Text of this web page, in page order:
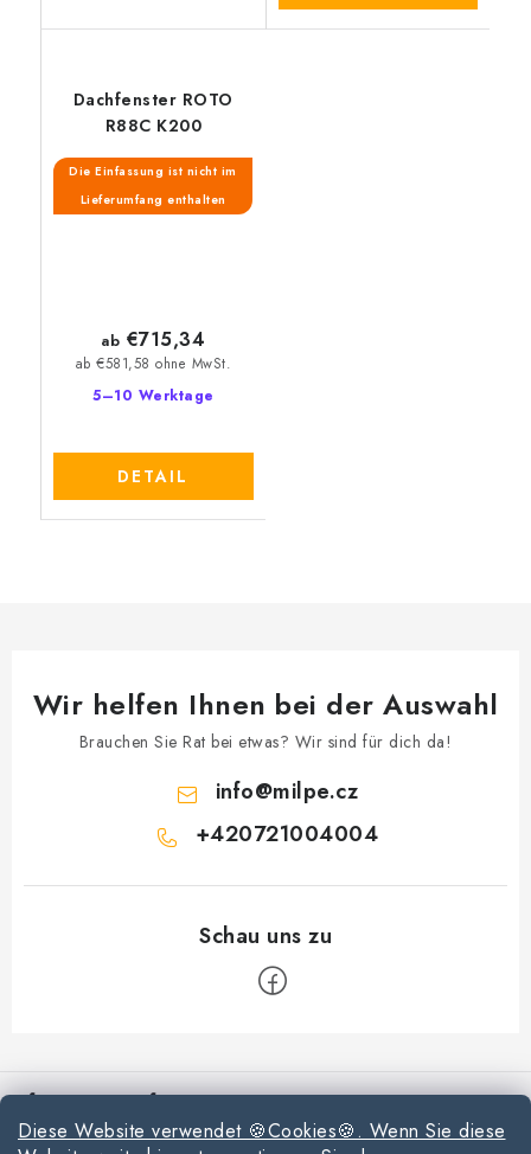
Diese Website verwendet 🍪Cookies🍪. Wenn Sie diese
Dachfenster ROTO
R88C K200
Die Einfassung ist nicht im
Lieferumfang enthalten
5–10 Werktage
ab €581,58 ohne MwSt.
ab €715,34
DETAIL
Wir helfen Ihnen bei der Auswahl
Brauchen Sie Rat bei etwas? Wir sind für dich da!
info@milpe.cz
+420721004004
u
ß Informationen für Sie
Reklamationen und Rücksendungen